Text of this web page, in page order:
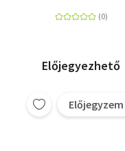
Előjegyezhető
Előjegyzem